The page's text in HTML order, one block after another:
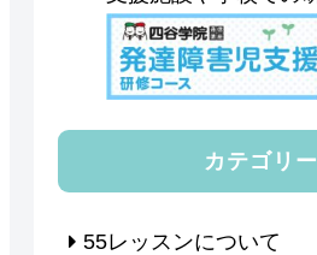
カテゴリー
55レッスンについて